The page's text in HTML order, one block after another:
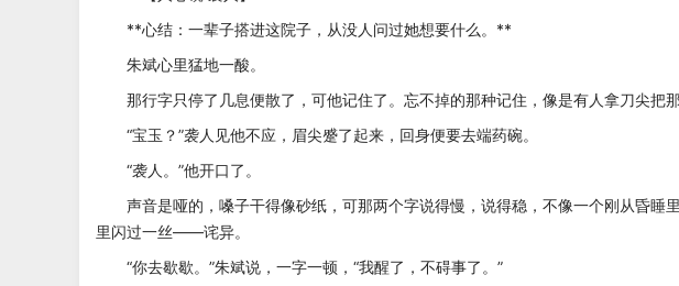
**心结：一辈子搭进这院子，从没人问过她想要什么。**
朱斌心里猛地一酸。
那行字只停了几息便散了，可他记住了。忘不掉的那种记住，像是有人拿刀尖把那
“宝玉？”袭人见他不应，眉尖蹙了起来，回身便要去端药碗。
“袭人。”他开口了。
声音是哑的，嗓子干得像砂纸，可那两个字说得慢，说得稳，不像一个刚从昏睡
里闪过一丝——诧异。
“你去歇歇。”朱斌说，一字一顿，“我醒了，不碍事了。”